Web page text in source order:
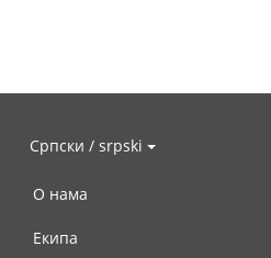
Српски / srpski
О нама
Екипа